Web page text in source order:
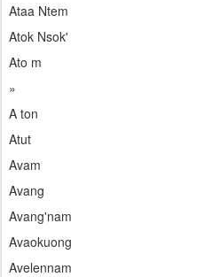
Ataa Ntem
Atok Nsok'
Ato m
»
A ton
Atut
Avam
Avang
Avang'nam
Avaokuong
Avelennam